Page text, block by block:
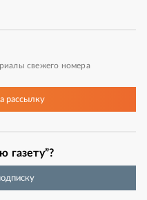
свежего номера
рассылку
газету”?